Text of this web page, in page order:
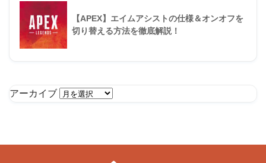
【APEX】エイムアシストの仕様＆オンオフを
切り替える方法を徹底解説！
アーカイブ